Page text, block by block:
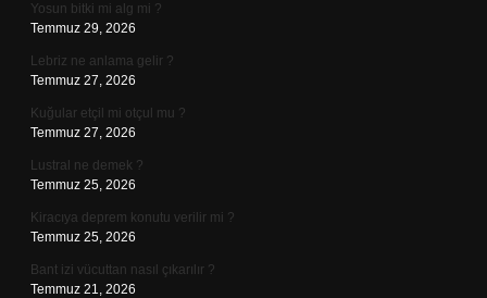
Yosun bitki mi alg mi ?
Temmuz 29, 2026
Lebriz ne anlama gelir ?
Temmuz 27, 2026
Kuğular etçil mi otçul mu ?
Temmuz 27, 2026
Lustral ne demek ?
Temmuz 25, 2026
Kiracıya deprem konutu verilir mi ?
Temmuz 25, 2026
Bant izi vücuttan nasıl çıkarılır ?
Temmuz 21, 2026